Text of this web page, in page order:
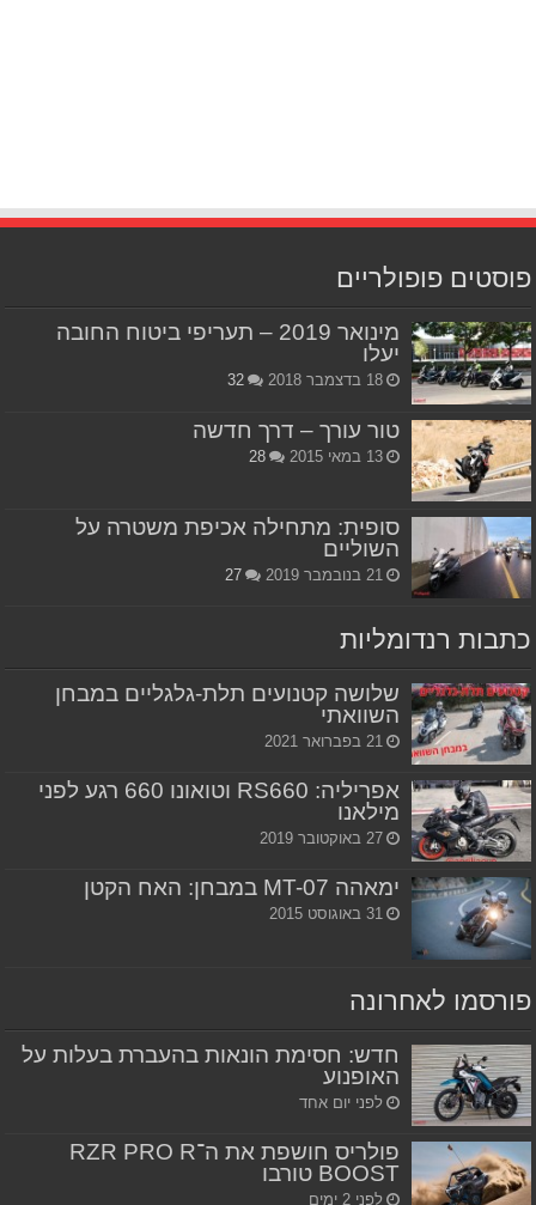
פוסטים פופולריים
מינואר 2019 – תעריפי ביטוח החובה
יעלו
18 בדצמבר 2018 32
טור עורך – דרך חדשה
13 במאי 2015 28
סופית: מתחילה אכיפת משטרה על
השוליים
21 בנובמבר 2019 27
כתבות רנדומליות
שלושה קטנועים תלת-גלגליים במבחן
השוואתי
21 בפברואר 2021
אפריליה: RS660 וטואונו 660 רגע לפני
מילאנו
27 באוקטובר 2019
ימאהה MT-07 במבחן: האח הקטן
31 באוגוסט 2015
פורסמו לאחרונה
חדש: חסימת הונאות בהעברת בעלות על
האופנוע
לפני יום אחד
פולריס חושפת את ה־RZR PRO R
BOOST טורבו
לפני 2 ימים